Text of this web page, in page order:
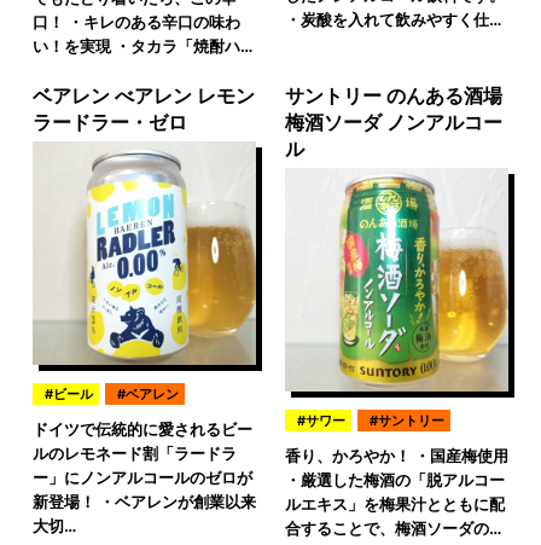
口！ ・キレのある辛口の味わ
い！を実現 ・タカラ「焼酎ハ…
・炭酸を入れて飲みやすく仕…
ベアレン べアレン レモン
ラードラー・ゼロ
ビール ベアレン
ドイツで伝統的に愛されるビー
ルのレモネード割「ラードラ
ー」にノンアルコールのゼロが
新登場！ ・ベアレンが創業以来
大切…
サントリー のんある酒場
梅酒ソーダ ノンアルコー
ル
サワー サントリー
香り、かろやか！ ・国産梅使用
・厳選した梅酒の「脱アルコー
ルエキス」を梅果汁とともに配
合することで、梅酒ソーダの…